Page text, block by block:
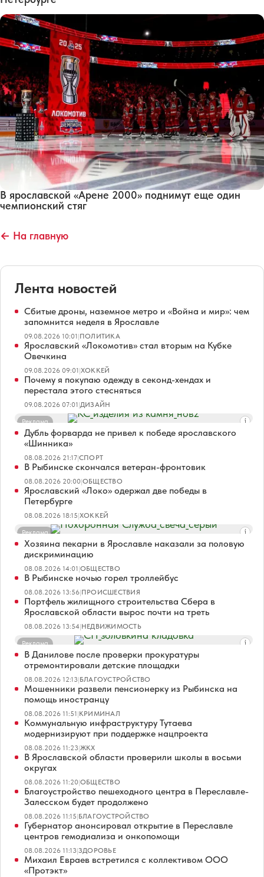
В ярославской «Арене 2000» поднимут еще один
чемпионский стяг
← На главную
Лента новостей
Сбитые дроны, наземное метро и «Война и мир»: чем
запомнится неделя в Ярославле
09.08.2026 10:01|ПОЛИТИКА
Ярославский «Локомотив» стал вторым на Кубке
Овечкина
09.08.2026 09:01|ХОККЕЙ
Почему я покупаю одежду в секонд-хендах и
перестала этого стесняться
09.08.2026 07:01|ДИЗАЙН
Реклама
Дубль форварда не привел к победе ярославского
«Шинника»
08.08.2026 21:17|СПОРТ
В Рыбинске скончался ветеран-фронтовик
08.08.2026 20:00|ОБЩЕСТВО
Ярославский «Локо» одержал две победы в
Петербурге
08.08.2026 18:15|ХОККЕЙ
Реклама
Хозяина пекарни в Ярославле наказали за половую
дискриминацию
08.08.2026 14:01|ОБЩЕСТВО
В Рыбинске ночью горел троллейбус
08.08.2026 13:56|ПРОИСШЕСТВИЯ
Портфель жилищного строительства Сбера в
Ярославской области вырос почти на треть
08.08.2026 13:54|НЕДВИЖИМОСТЬ
Реклама
В Данилове после проверки прокуратуры
отремонтировали детские площадки
08.08.2026 12:13|БЛАГОУСТРОЙСТВО
Мошенники развели пенсионерку из Рыбинска на
помощь иностранцу
08.08.2026 11:51|КРИМИНАЛ
Коммунальную инфраструктуру Тутаева
модернизируют при поддержке нацпроекта
08.08.2026 11:23|ЖКХ
В Ярославской области проверили школы в восьми
округах
08.08.2026 11:20|ОБЩЕСТВО
Благоустройство пешеходного центра в Переславле-
Залесском будет продолжено
08.08.2026 11:15|БЛАГОУСТРОЙСТВО
Губернатор анонсировал открытие в Переславле
центров гемодиализа и онкопомощи
08.08.2026 11:13|ЗДОРОВЬЕ
Михаил Евраев встретился с коллективом ООО
«Протэкт»